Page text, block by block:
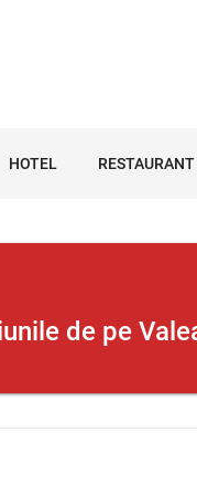
HOTEL RESTAURANT
de pe